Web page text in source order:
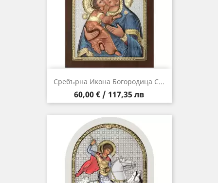
Сребърна Икона Богородица С...
Цена
60,00 € / 117,35 лв